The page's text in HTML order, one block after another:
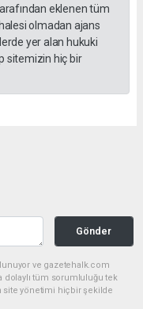
eklenen tüm
olmadan ajans
yer alan hukuki
sitemizin hiç bir
Gönder
ve gazetehalk.com
dolaylı tüm sorumluluğu tek
site yönetimi hiçbir şekilde